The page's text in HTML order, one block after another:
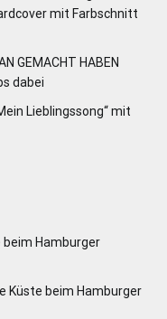
mit Farbschnitt
GEMACHT HABEN
dabei
Lieblingssong“ mit
beim Hamburger
Küste beim Hamburger